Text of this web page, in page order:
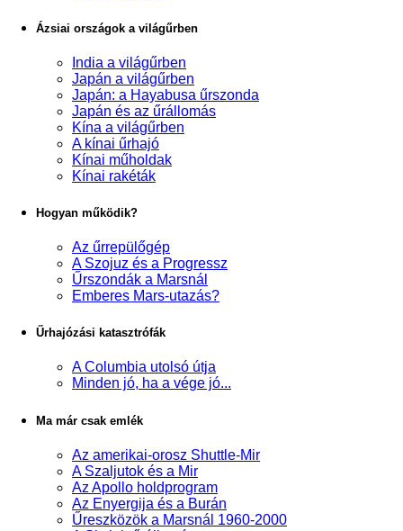
Ázsiai országok a világűrben
India a világűrben
Japán a világűrben
Japán: a Hayabusa űrszonda
Japán és az űrállomás
Kína a világűrben
A kínai űrhajó
Kínai műholdak
Kínai rakéták
Hogyan működik?
Az űrrepülőgép
A Szojuz és a Progressz
Űrszondák a Marsnál
Emberes Mars-utazás?
Űrhajózási katasztrófák
A Columbia utolsó útja
Minden jó, ha a vége jó...
Ma már csak emlék
Az amerikai-orosz Shuttle-Mir
A Szaljutok és a Mir
Az Apollo holdprogram
Az Enyergija és a Burán
Űreszközök a Marsnál 1960-2000